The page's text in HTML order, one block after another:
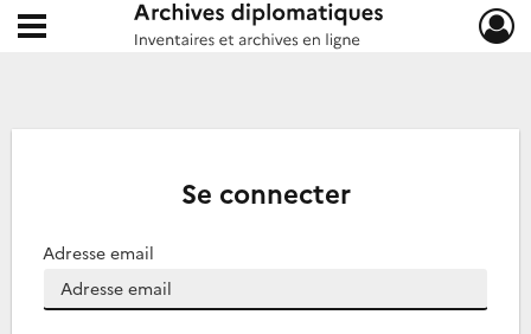
Archives diplomatiques
Ouvrir le menu déroulant
Se connecter
Adresse email